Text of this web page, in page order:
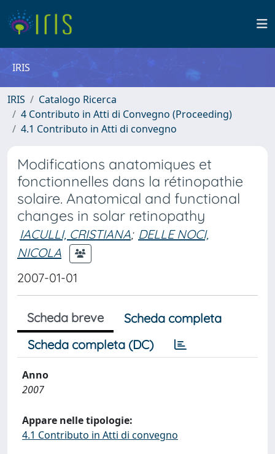
IRIS
IRIS
Catalogo Ricerca
4 Contributo in Atti di Convegno (Proceeding)
4.1 Contributo in Atti di convegno
Modifications anatomiques et
fonctionnelles dans la rétinopathie
solaire. Anatomical and functional
changes in solar retinopathy
IACULLI, CRISTIANA; DELLE NOCI,
NICOLA
2007-01-01
Scheda breve
Scheda completa
Scheda completa (DC)
Anno
2007
Appare nelle tipologie:
4.1 Contributo in Atti di convegno